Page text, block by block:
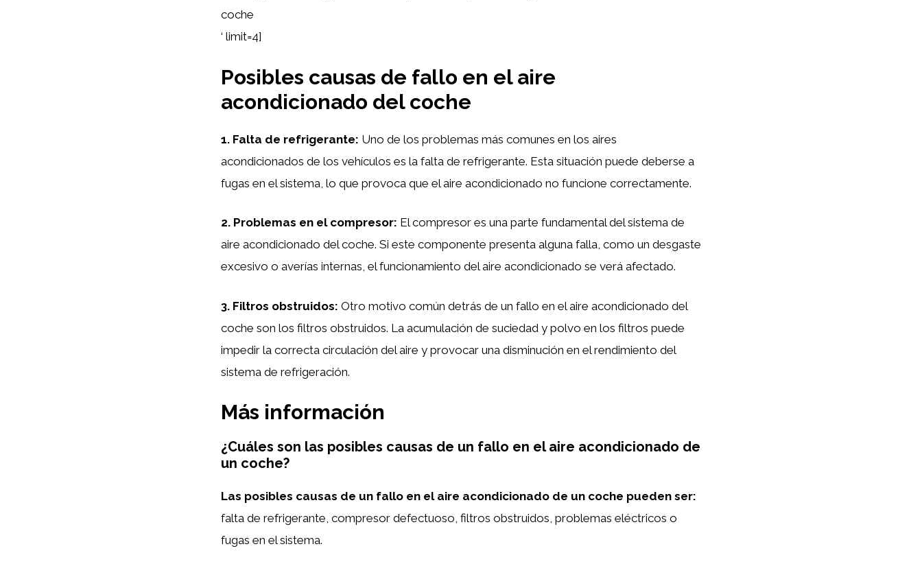
coche
‘ limit=4]
Posibles causas de fallo en el aire
acondicionado del coche
1. Falta de refrigerante: Uno de los problemas más comunes en los aires
acondicionados de los vehículos es la falta de refrigerante. Esta situación puede deberse a
fugas en el sistema, lo que provoca que el aire acondicionado no funcione correctamente.
2. Problemas en el compresor: El compresor es una parte fundamental del sistema de
aire acondicionado del coche. Si este componente presenta alguna falla, como un desgaste
excesivo o averías internas, el funcionamiento del aire acondicionado se verá afectado.
3. Filtros obstruidos: Otro motivo común detrás de un fallo en el aire acondicionado del
coche son los filtros obstruidos. La acumulación de suciedad y polvo en los filtros puede
impedir la correcta circulación del aire y provocar una disminución en el rendimiento del
sistema de refrigeración.
Más información
¿Cuáles son las posibles causas de un fallo en el aire acondicionado de
un coche?
Las posibles causas de un fallo en el aire acondicionado de un coche pueden ser:
falta de refrigerante, compresor defectuoso, filtros obstruidos, problemas eléctricos o
fugas en el sistema.